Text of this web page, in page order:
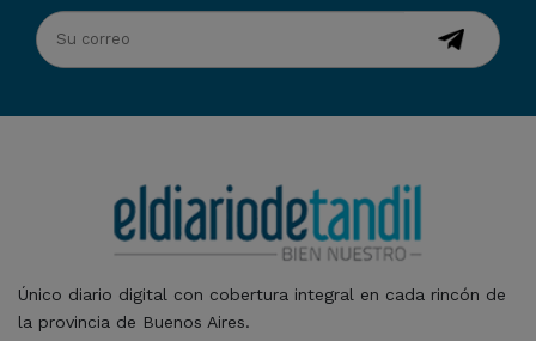
Único diario digital con cobertura integral en cada rincón de
la provincia de Buenos Aires.